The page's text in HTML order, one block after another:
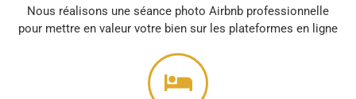
Nous réalisons une séance photo Airbnb professionnelle
pour mettre en valeur votre bien sur les plateformes en ligne